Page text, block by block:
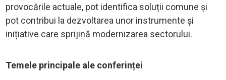
provocările actuale, pot identifica soluții comune și
pot contribui la dezvoltarea unor instrumente și
inițiative care sprijină modernizarea sectorului.
Temele principale ale conferinței